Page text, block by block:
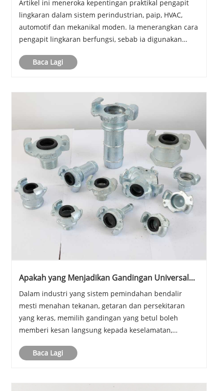
Moden?
Artikel ini meneroka kepentingan praktikal pengapit
lingkaran dalam sistem perindustrian, paip, HVAC,
automotif dan mekanikal moden. Ia menerangkan cara
pengapit lingkaran berfungsi, sebab ia digunakan
dalam aplikasi dunia sebenar seperti kawalan get......
Baca Lagi
Apakah yang Menjadikan Gandingan Universal
Perindustrian Moden?
Dalam industri yang sistem pemindahan bendalir
mesti menahan tekanan, getaran dan persekitaran
yang keras, memilih gandingan yang betul boleh
memberi kesan langsung kepada keselamatan,
universal jenis Australia telah menjadi penyelesaian
Baca Lagi